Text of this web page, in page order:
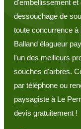
d'embellissement et
dessouchage de
toute concurrence à
Balland élagueur
l'un des meilleurs
souches d'arbres.
par téléphone ou
paysagiste à Le
devis gratuitement !